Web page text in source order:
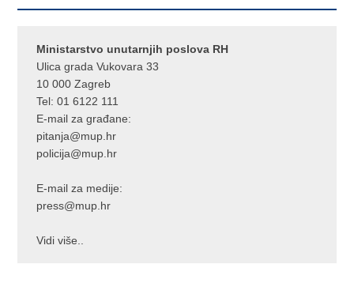
Ministarstvo unutarnjih poslova RH
Ulica grada Vukovara 33
10 000 Zagreb
Tel:01 6122 111
E-mail za građane:
pitanja@mup.hr
policija@mup.hr
E-mail za medije:
press@mup.hr
Vidi više..